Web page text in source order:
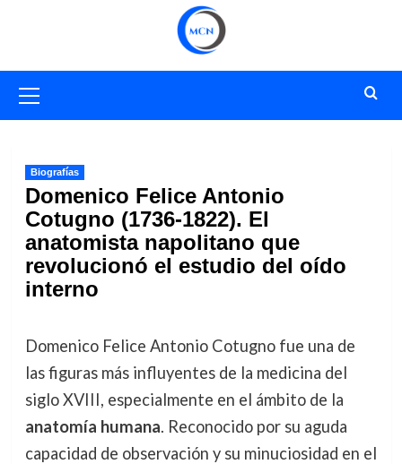
primario
Biografías
Domenico Felice Antonio
Cotugno (1736-1822). El
anatomista napolitano que
revolucionó el estudio del oído
interno
Domenico Felice Antonio Cotugno fue una de
las figuras más influyentes de la medicina del
siglo XVIII, especialmente en el ámbito de la
anatomía humana. Reconocido por su aguda
capacidad de observación y su minuciosidad en el